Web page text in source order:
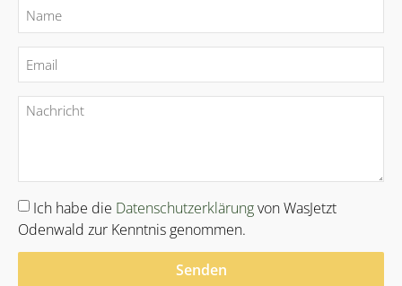
Ich habe die Datenschutzerklärungvon WasJetzt
Odenwald zur Kenntnis genommen.
Senden